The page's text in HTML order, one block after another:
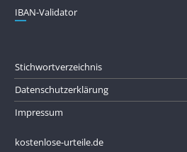
IBAN-Validator
Stichwortverzeichnis
Datenschutzerklärung
Impressum
kostenlose-urteile.de